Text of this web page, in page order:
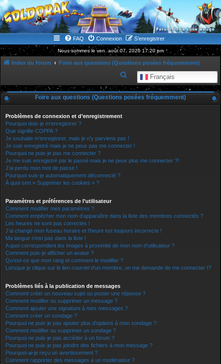
WWW.GOLDORAKGO.COM
le site de la Lune Rouge
FAQ Connexion S’enregistrer
Nous sommes le ven. août 07, 2026 17:20 pm
Index du forum Foire aux questions (Questions posées fréquemment)
Français
e
c
c
Foire aux questions (Questions posées fréquemment)
Problèmes de connexion et d’enregistrement
Pourquoi dois-je m’enregistrer ?
Que signifie COPPA ?
Je souhaite m’enregistrer, mais je n’y parviens pas !
Je suis enregistré mais je ne peux pas me connecter !
Pourquoi ne puis-je pas me connecter ?
Je me suis enregistré par le passé mais je ne peux plus me connecter ?!
J’ai perdu mon mot de passe !
Pourquoi suis-je automatiquement déconnecté ?
À quoi sert « Supprimer les cookies » ?
Paramètres et préférences de l’utilisateur
Comment modifier mes paramètres ?
Comment empêcher mon nom d’apparaître dans la liste des membres connectés ?
Les heures ne sont pas correctes !
J’ai changé mon fuseau horaire et l’heure est toujours incorrecte !
Ma langue n’est pas dans la liste !
A quoi correspondent les images à proximité de mon nom d’utilisateur ?
Comment puis-je afficher un avatar ?
Qu’est-ce que mon rang et comment le modifier ?
Lorsque je clique sur le lien courrield’un membre, on me demande de me connecter !?
Problèmes liés à la publication de messages
Comment créer un nouveau sujet ou poster une réponse ?
Comment modifier ou supprimer un message ?
Comment ajouter une signature à mes messages ?
Comment créer un sondage ?
Pourquoi ne puis-je pas ajouter plus d’options à mon sondage ?
Comment modifier ou supprimer un sondage ?
Pourquoi ne puis-je pas accéder à un forum ?
Pourquoi ne puis-je pas joindre des fichiers à mon message ?
Pourquoi ai-je reçu un avertissement ?
Comment rapporter des messages à un modérateur ?